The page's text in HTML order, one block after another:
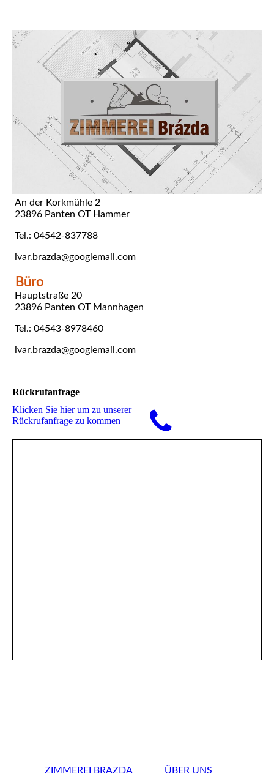
An der Korkmühle 2
23896 Panten OT Hammer
Tel.: 04542-837788
ivar.brazda@googlemail.com
Büro
Hauptstraße 20
23896 Panten OT Mannhagen
Tel.: 04543-8978460
ivar.brazda@googlemail.com
Rückrufanfrage
Klicken Sie hier um zu unserer
Rückrufanfrage zu kommen
ZIMMEREI BRAZDA ÜBER UNS